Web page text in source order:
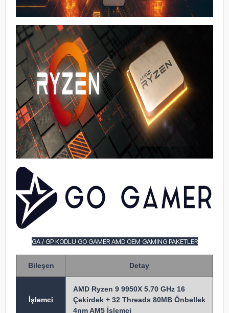
GA / GP KODLU GO GAMER AMD OEM GAMING PAKETLER
Bileşen Detay
İşlemci
AMD Ryzen 9 9950X 5.70 GHz 16
Çekirdek + 32 Threads 80MB Önbellek
4nm AM5 İşlemci